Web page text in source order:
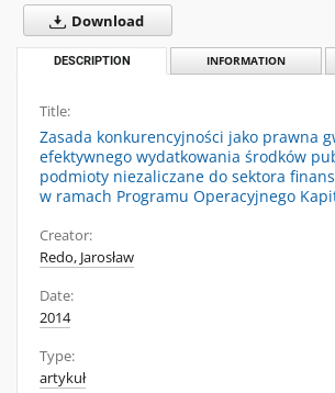
Download
DESCRIPTION INFORMATION
Title:
Zasada konkurencyjności jako prawna
efektywnego wydatkowania środków
podmioty niezaliczane do sektora
w ramach Programu Operacyjnego
Creator:
Redo, Jarosław
Date:
2014
Type:
artykuł